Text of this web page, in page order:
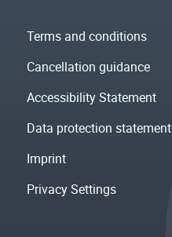
Terms and conditions
Cancellation guidance
Accessibility Statement
Data protection statement
Imprint
Privacy Settings